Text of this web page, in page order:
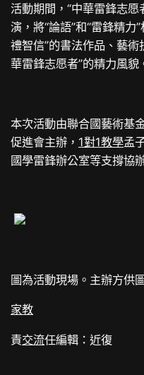
活動期間，“中華雷鋒志愿
演，將“論語”和“雷鋒精力
禮智信”的書法作品、藝
華雷鋒志愿者”的精力風貌
本次活動由聯合國藝術基
促進會主辦， 1對1教學孟
國學雷鋒辦公室等支撐協
圖為活動現場。主辦方供圖
家教
責交流任編輯：近復